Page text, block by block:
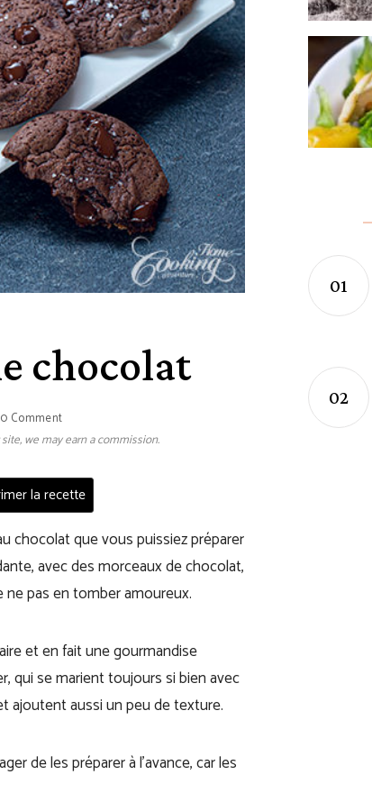
chocolat
0 Comment
we may earn a commission.
la recette
chocolat que vous puissiez préparer
avec des morceaux de chocolat,
pas en tomber amoureux.
et en fait une gourmandise
qui se marient toujours si bien avec
ajoutent aussi un peu de texture.
de les préparer à l’avance, car les